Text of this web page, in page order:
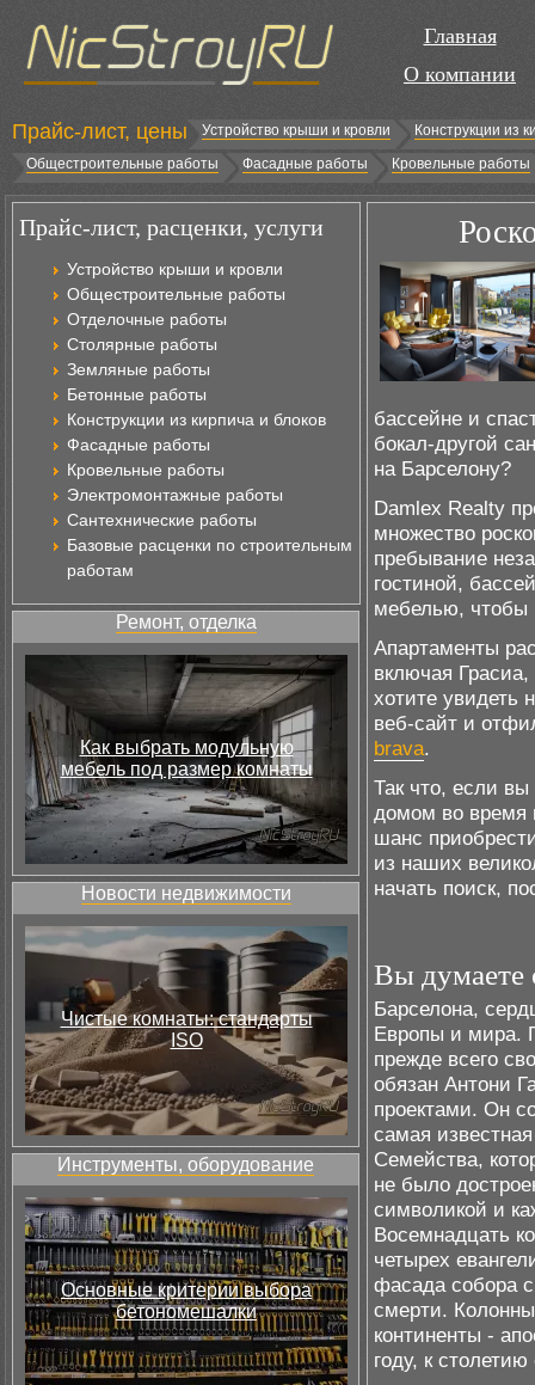
Главная
О компании
Прайс-лист, цены Устройство крыши и кровли
Конструкции из
Общестроительные работы
Фасадные работы Кровельные работы
Прайс-лист, расценки, услуги
Устройство крыши и кровли
Общестроительные работы
Отделочные работы
Столярные работы
Земляные работы
Бетонные работы
Конструкции из кирпича и блоков
Фасадные работы
Кровельные работы
Электромонтажные работы
Сантехнические работы
Базовые расценки по строительным
работам
Ремонт, отделка
Как выбрать модульную
мебель под размер комнаты
Новости недвижимости
Чистые комнаты: стандарты
ISO
Инструменты, оборудование
Основные критерии выбора
бетономешалки
бассейне и
бокал-другой
на Барселону?
Damlex Realty
множество
пребывание
гостиной,
мебелью, чтобы
Апартаменты
включая
хотите увидеть
веб-сайт и
brava.
Так что, если
домом во время
шанс
из наших
начать поиск,
Вы думаете
Барселона,
Европы и мира.
прежде всего
обязан Антони
проектами. Он
самая
Семейства,
не было
символикой и
Восемнадцать
четырех
фасада собора
смерти.
континенты -
году, к